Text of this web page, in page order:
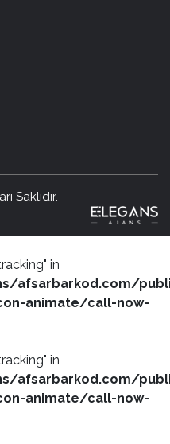
Saklıdır.
in
afsarbarkod.com/
animate/call-now-
in
afsarbarkod.com/
animate/call-now-